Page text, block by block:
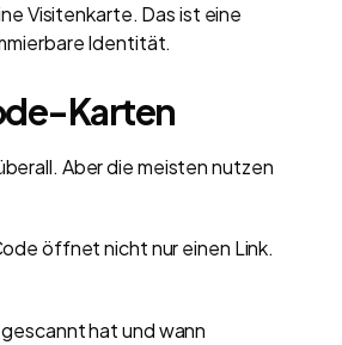
Visitenkarte. Das ist eine
Identität.
Karten
Aber die meisten nutzen
öffnet nicht nur einen Link.
hat und wann